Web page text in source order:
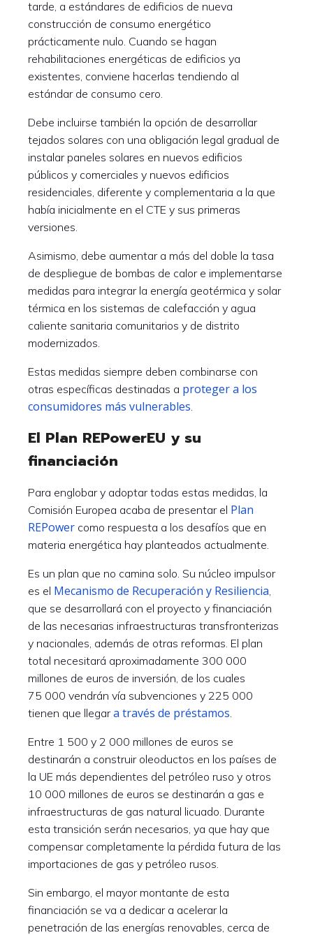
tarde, a estándares de edificios de nueva
construcción de consumo energético
prácticamente nulo. Cuando se hagan
rehabilitaciones energéticas de edificios ya
existentes, conviene hacerlas tendiendo al
estándar de consumo cero.
Debe incluirse también la opción de desarrollar
tejados solares con una obligación legal gradual de
instalar paneles solares en nuevos edificios
públicos y comerciales y nuevos edificios
residenciales, diferente y complementaria a la que
había inicialmente en el CTE y sus primeras
versiones.
Asimismo, debe aumentar a más del doble la tasa
de despliegue de bombas de calor e implementarse
medidas para integrar la energía geotérmica y solar
térmica en los sistemas de calefacción y agua
caliente sanitaria comunitarios y de distrito
modernizados.
Estas medidas siempre deben combinarse con
otras específicas destinadas a proteger a los
consumidores más vulnerables.
El Plan REPowerEU y su
financiación
Para englobar y adoptar todas estas medidas, la
Comisión Europea acaba de presentar el Plan
REPower como respuesta a los desafíos que en
materia energética hay planteados actualmente.
Es un plan que no camina solo. Su núcleo impulsor
es el Mecanismo de Recuperación y Resiliencia,
que se desarrollará con el proyecto y financiación
de las necesarias infraestructuras transfronterizas
y nacionales, además de otras reformas. El plan
total necesitará aproximadamente 300 000
millones de euros de inversión, de los cuales
75 000 vendrán vía subvenciones y 225 000
tienen que llegara través de préstamos.
Entre 1 500 y 2 000 millones de euros se
destinarán a construir oleoductos en los países de
la UE más dependientes del petróleo ruso y otros
10 000 millones de euros se destinarán a gas e
infraestructuras de gas natural licuado. Durante
esta transición serán necesarios, ya que hay que
compensar completamente la pérdida futura de las
importaciones de gas y petróleo rusos.
Sin embargo, el mayor montante de esta
financiación se va a dedicar a acelerar la
penetración de las energías renovables, cerca de